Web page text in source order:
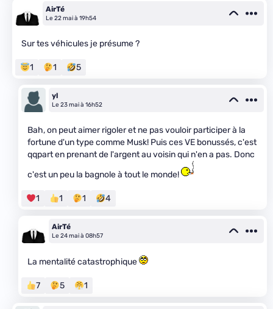
AirTé
Le 22 mai à 19h54
Sur tes véhicules je présume ?
1 1 5
yl
Le 23 mai à 16h52
Bah, on peut aimer rigoler et ne pas vouloir participer à la
fortune d'un type comme Musk! Puis ces VE bonussés, c'est
qqpart en prenant de l'argent au voisin qui n'en a pas. Donc
c'est un peu la bagnole à tout le monde!
1 1 1 4
AirTé
Le 24 mai à 08h57
La mentalité catastrophique
7 5 1